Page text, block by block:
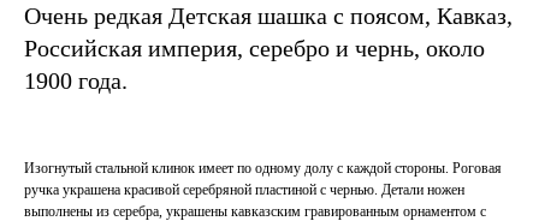
Очень редкая Детская шашка с поясом, Кавказ,
Российская империя, серебро и чернь, около
1900 года.
Изогнутый стальной клинок имеет по одному долу с каждой стороны. Роговая
ручка украшена красивой серебряной пластиной с чернью. Детали ножен
выполнены из серебра, украшены кавказским гравированным орнаментом с